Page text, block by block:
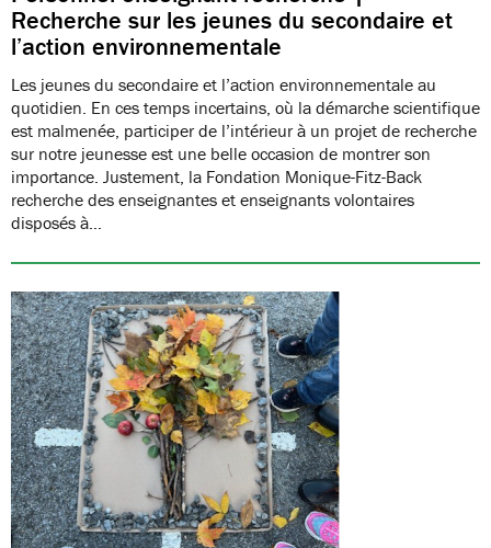
Recherche sur les jeunes du secondaire et
l’action environnementale
Les jeunes du secondaire et l’action environnementale au
quotidien. En ces temps incertains, où la démarche scientifique
est malmenée, participer de l’intérieur à un projet de recherche
sur notre jeunesse est une belle occasion de montrer son
importance. Justement, la Fondation Monique-Fitz-Back
recherche des enseignantes et enseignants volontaires
disposés à…